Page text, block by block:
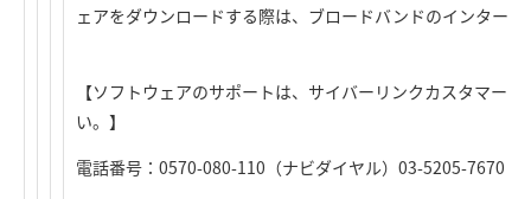
ェアをダウンロードする際は、ブロードバンドのインター
【ソフトウェアのサポートは、サイバーリンクカスタマー
い。】
電話番号：0570-080-110（ナビダイヤル）03-5205-7670（